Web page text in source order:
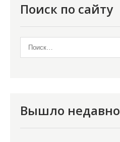
Поиск по сайту
Вышло недавно